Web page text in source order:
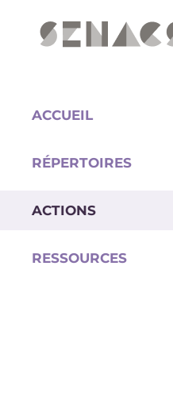
ACCUEIL
RÉPERTOIRES
ACTIONS
RESSOURCES